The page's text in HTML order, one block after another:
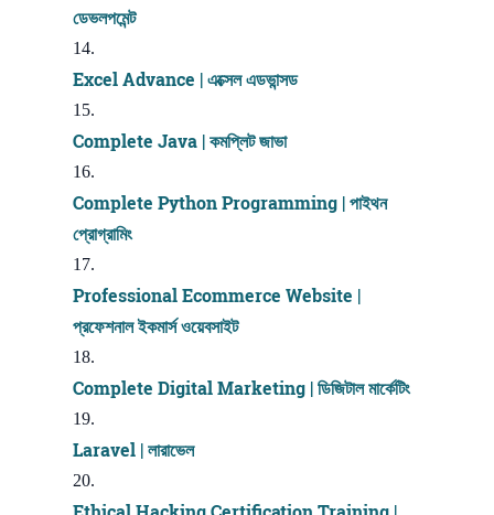
ডেভলপমেন্ট
Excel Advance | এক্সেল এডভান্সড
Complete Java | কমপ্লিট জাভা
Complete Python Programming | পাইথন
প্রোগ্রামিং
Professional Ecommerce Website |
প্রফেশনাল ইকমার্স ওয়েবসাইট
Complete Digital Marketing | ডিজিটাল মার্কেটিং
Laravel | লারাভেল